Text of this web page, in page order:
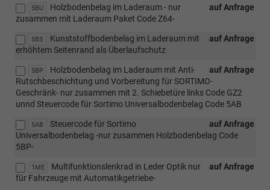
5BU auf Anfrage
Holzbodenbelag im Laderaum - nur
zusammen mit Laderaum Paket Code Z64-
5BS auf Anfrage
Kunststoffbodenbelag im Laderaum mit
erhöhtem Seitenrand als Überlaufschutz
5BP auf Anfrage
Holzbodenbelag im Laderaum mit Anti-
Rutschbeschichtung und Vorbereitung für SORTIMO-
Geschränk- nur zusammen mit 2. Schiebetüre links Code GZ2
unnd Steuercode für Sortimo Universalbodenbelag Code 5AB
5AB auf Anfrage
Steuercode für Sortimo
Universalbodenbelag -nur zusammen Holzbodenbelag Code
5BP-
1ME auf Anfrage
Multifunktionslenkrad in Leder Optik nur
für Fahrzeuge mit Automatikgetriebe-